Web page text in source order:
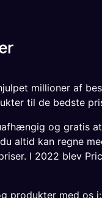
millioner af
til de bedste
og gratis
altid kan regne
I 2022 blev
produkter med os i: